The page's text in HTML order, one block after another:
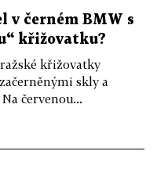
v černém BMW s
křižovatku?
křižovatky
skly a
červenou...